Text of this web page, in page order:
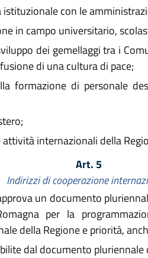
con le
in campo universitario,
dei gemellaggi tra i
di una cultura di pace;
formazione di personale
internazionali della
Art. 5
Indirizzi di cooperazione
un documento
per la
della Regione e priorità,
dal documento